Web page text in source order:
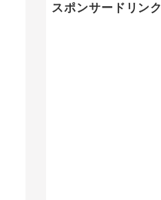
スポンサードリンク